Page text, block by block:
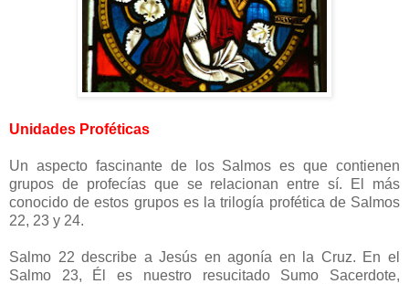
Unidades Proféticas
Un aspecto fascinante de los Salmos es que contienen
grupos de profecías que se relacionan entre sí. El más
conocido de estos grupos es la trilogía profética de Salmos
22, 23 y 24.
Salmo 22 describe a Jesús en agonía en la Cruz. En el
Salmo 23, Él es nuestro resucitado Sumo Sacerdote,